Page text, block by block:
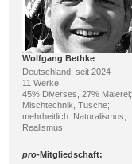
Wolfgang Bethke
Deutschland, seit 2024
11 Werke
45% Diverses, 27% Malerei;
Mischtechnik, Tusche;
mehrheitlich: Naturalismus,
Realismus
pro-Mitgliedschaft: